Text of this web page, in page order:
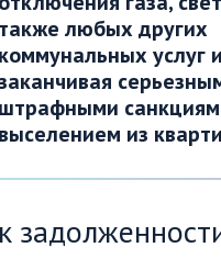
также любых других
коммунальных услуг и
штрафными
выселением из